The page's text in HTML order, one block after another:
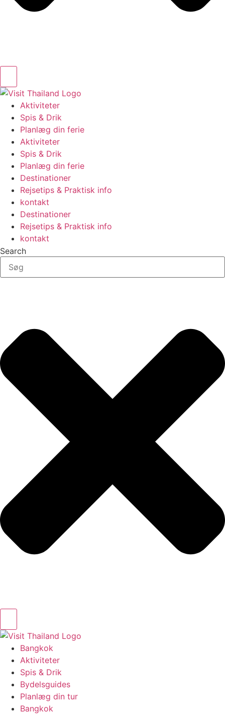
Aktiviteter
Spis & Drik
Planlæg din ferie
Aktiviteter
Spis & Drik
Planlæg din ferie
Destinationer
Rejsetips & Praktisk info
kontakt
Destinationer
Rejsetips & Praktisk info
kontakt
Search
Bangkok
Aktiviteter
Spis & Drik
Bydelsguides
Planlæg din tur
Bangkok